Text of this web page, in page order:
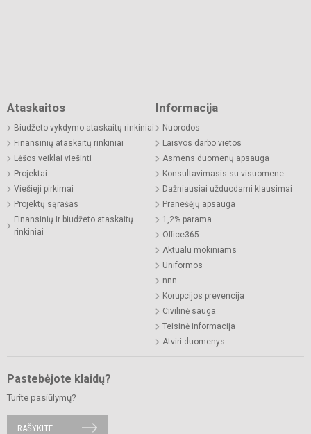
Ataskaitos
Biudžeto vykdymo ataskaitų rinkiniai
Finansinių ataskaitų rinkiniai
Lėšos veiklai viešinti
Projektai
Viešieji pirkimai
Projektų sąrašas
Finansinių ir biudžeto ataskaitų
rinkiniai
Informacija
Nuorodos
Laisvos darbo vietos
Asmens duomenų apsauga
Konsultavimasis su visuomene
Dažniausiai užduodami klausimai
Pranešėjų apsauga
1,2% parama
Office365
Aktualu mokiniams
Uniformos
nnn
Korupcijos prevencija
Civilinė sauga
Teisinė informacija
Atviri duomenys
Pastebėjote klaidų?
Turite pasiūlymų?
RAŠYKITE